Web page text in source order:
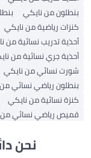
بنطلون من نايكي
كنزات رياضية من نايكي
أحذية تدريب نسائية من
أحذية جري نسائية من
شورت نسائي من نايكي
بنطلون رياضي نسائي
كنزة نسائية من نايكي
قميص رياضي نسائي
نحن